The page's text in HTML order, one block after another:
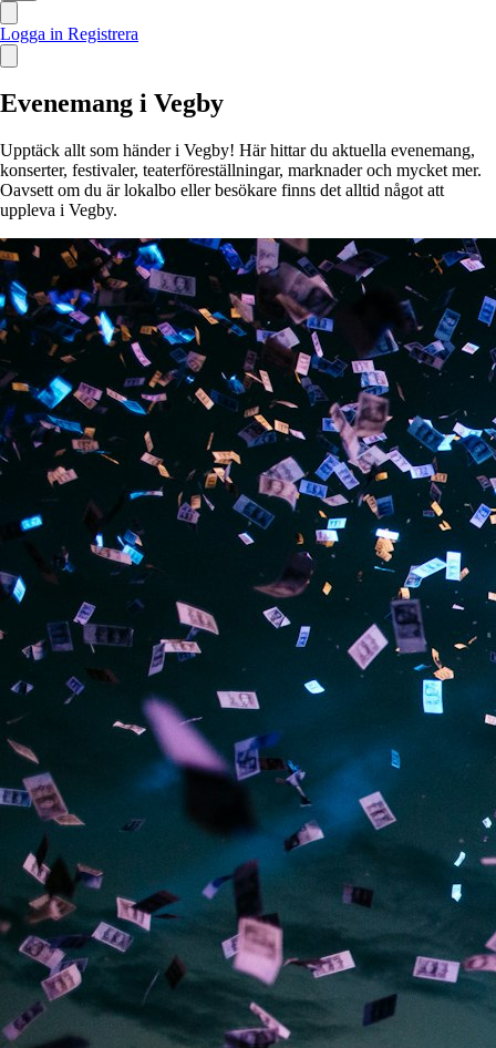
Logga in Registrera
Evenemang i Vegby
Upptäck allt som händer i Vegby! Här hittar du aktuella evenemang,
konserter, festivaler, teaterföreställningar, marknader och mycket mer.
Oavsett om du är lokalbo eller besökare finns det alltid något att
uppleva i Vegby.